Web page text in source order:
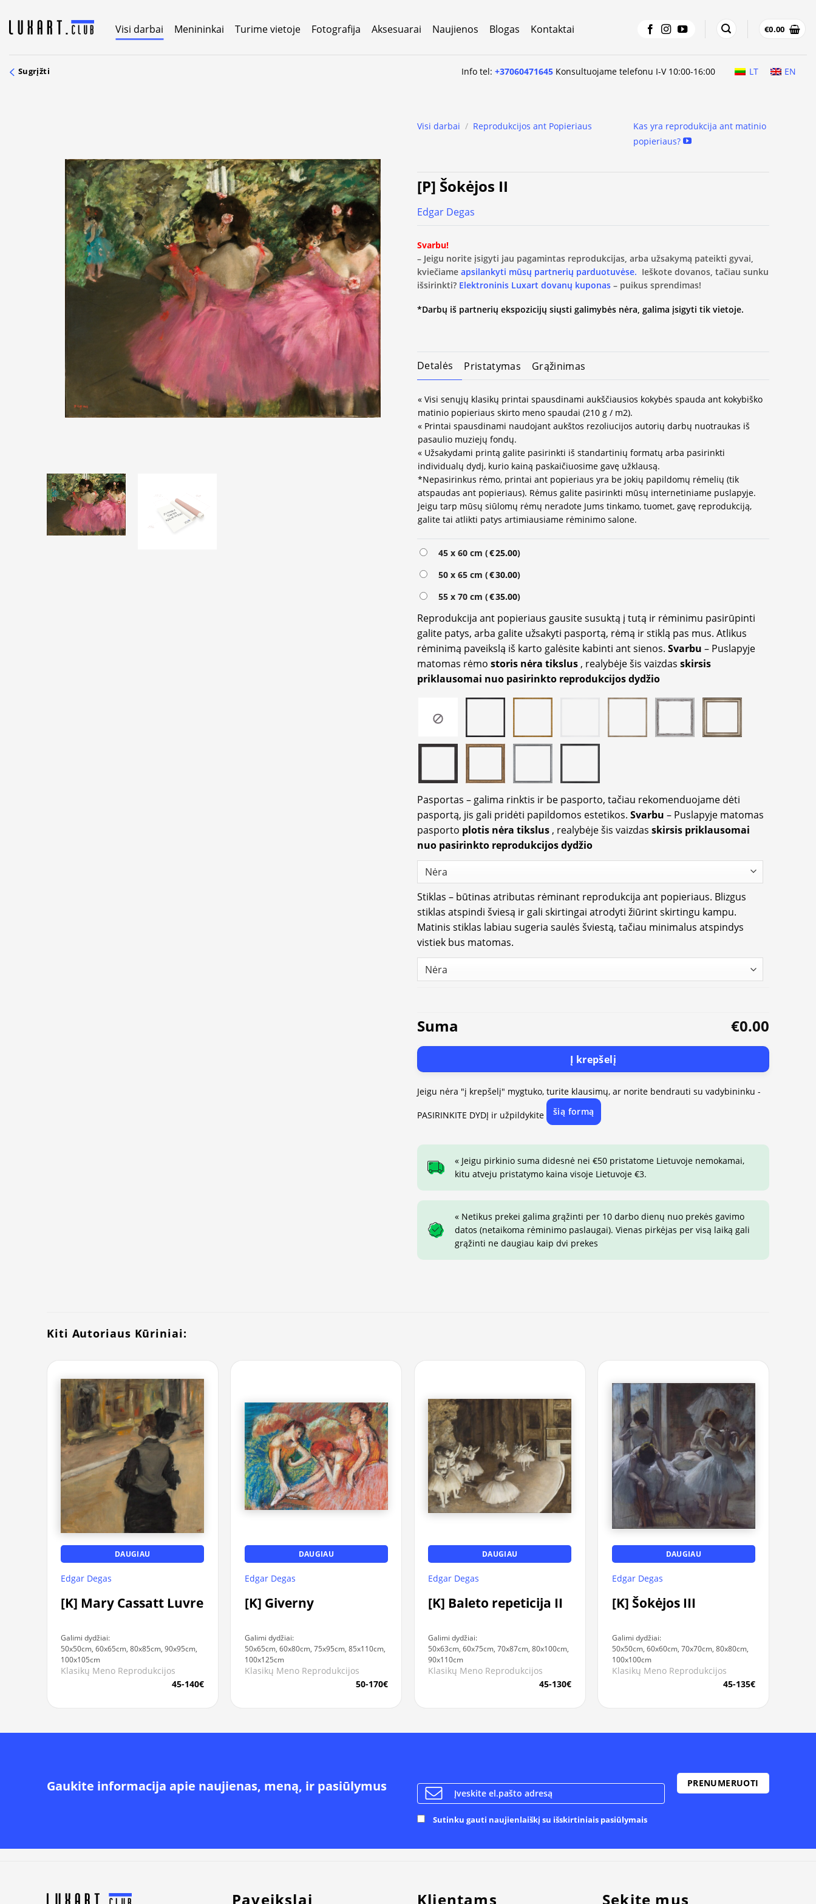
content
Visi darbai Menininkai Turime vietoje Fotografija Aksesuarai Naujienos Blogas Kontaktai €0.00
Sugrįžti Info tel:+37060471645 Konsultuojame telefonu I-V 10:00-16:00 LT EN
Visi darbai / Reprodukcijos ant Popieriaus
Kas yra reprodukcija ant matinio
popieriaus?
[P] Šokėjos II
Edgar Degas
Svarbu!
– Jeigu norite įsigyti jau pagamintas reprodukcijas, arba užsakymą pateikti gyvai,
kviečiame apsilankyti mūsų partnerių parduotuvėse. Ieškote dovanos, tačiau sunku
išsirinkti? Elektroninis Luxart dovanų kuponas – puikus sprendimas!
*Darbų iš partnerių ekspozicijų siųsti galimybės nėra, galima įsigyti tik vietoje.
Detalės Pristatymas Grąžinimas
« Visi senųjų klasikų printai spausdinami aukščiausios kokybės spauda ant kokybiško
matinio popieriaus skirto meno spaudai (210 g / m2).
« Printai spausdinami naudojant aukštos rezoliucijos autorių darbų nuotraukas iš
pasaulio muziejų fondų.
« Užsakydami printą galite pasirinkti iš standartinių formatų arba pasirinkti
individualų dydį, kurio kainą paskaičiuosime gavę užklausą.
*Nepasirinkus rėmo, printai ant popieriaus yra be jokių papildomų rėmelių (tik
atspaudas ant popieriaus). Rėmus galite pasirinkti mūsų internetiniame puslapyje.
Jeigu tarp mūsų siūlomų rėmų neradote Jums tinkamo, tuomet, gavę reprodukciją,
galite tai atlikti patys artimiausiame rėminimo salone.
45 x 60 cm (€25.00)
50 x 65 cm (€30.00)
55 x 70 cm (€35.00)
Reprodukcija ant popieriaus gausite susuktą į tutą ir rėminimu pasirūpinti
galite patys, arba galite užsakyti pasportą, rėmą ir stiklą pas mus. Atlikus
rėminimą paveikslą iš karto galėsite kabinti ant sienos. Svarbu – Puslapyje
matomas rėmo storis nėra tikslus , realybėje šis vaizdas skirsis
priklausomai nuo pasirinkto reprodukcijos dydžio
Pasportas – galima rinktis ir be pasporto, tačiau rekomenduojame dėti
pasportą, jis gali pridėti papildomos estetikos. Svarbu – Puslapyje matomas
pasporto plotis nėra tikslus , realybėje šis vaizdas skirsis priklausomai
nuo pasirinkto reprodukcijos dydžio
Stiklas – būtinas atributas rėminant reprodukcija ant popieriaus. Blizgus
stiklas atspindi šviesą ir gali skirtingai atrodyti žiūrint skirtingu kampu.
Matinis stiklas labiau sugeria saulės šviestą, tačiau minimalus atspindys
vistiek bus matomas.
Suma €0.00
Į krepšelį
Alternative:
Jeigu nėra "į krepšelį" mygtuko, turite klausimų, ar norite bendrauti su vadybininku -
PASIRINKITE DYDĮ ir užpildykite šią formą
« Jeigu pirkinio suma didesnė nei €50 pristatome Lietuvoje nemokamai,
kitu atveju pristatymo kaina visoje Lietuvoje €3.
« Netikus prekei galima grąžinti per 10 darbo dienų nuo prekės gavimo
datos (netaikoma rėminimo paslaugai). Vienas pirkėjas per visą laiką gali
grąžinti ne daugiau kaip dvi prekes
Kiti Autoriaus Kūriniai:
DAUGIAU
Edgar Degas
[K] Mary Cassatt Luvre
Galimi dydžiai:
50x50cm, 60x65cm, 80x85cm, 90x95cm,
100x105cm
Klasikų Meno Reprodukcijos
45-140€
DAUGIAU
Edgar Degas
[K] Giverny
Galimi dydžiai:
50x65cm, 60x80cm, 75x95cm, 85x110cm,
100x125cm
Klasikų Meno Reprodukcijos
50-170€
DAUGIAU
Edgar Degas
[K] Baleto repeticija II
Galimi dydžiai:
50x63cm, 60x75cm, 70x87cm, 80x100cm,
90x110cm
Klasikų Meno Reprodukcijos
45-130€
DAUGIAU
Edgar Degas
[K] Šokėjos III
Galimi dydžiai:
50x50cm, 60x60cm, 70x70cm, 80x80cm,
100x100cm
Klasikų Meno Reprodukcijos
45-135€
Gaukite informacija apie naujienas, meną, ir pasiūlymus
Sutinku gauti naujienlaiškį su išskirtiniais pasiūlymais
Paveikslai Klientams Sekite mus